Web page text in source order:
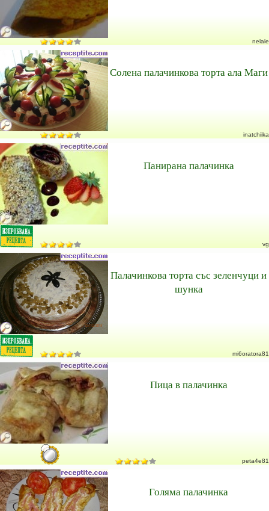
nelale
Солена палачинкова торта ала Маги
inatchiika
Панирана палачинка
vg
Палачинкова торта със зеленчуци и
шунка
mi6oratora81
Пица в палачинка
peta4e81
Голяма палачинка